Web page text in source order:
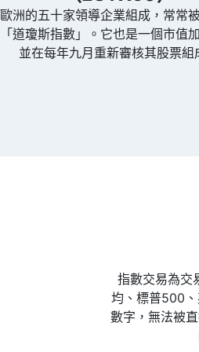
洲的五十家領導企業組成，常常
道瓊斯指數」。它也是一個市值
並在每年九月重新審核其股票組
指數交易為交
均、標普500
數字，無法被